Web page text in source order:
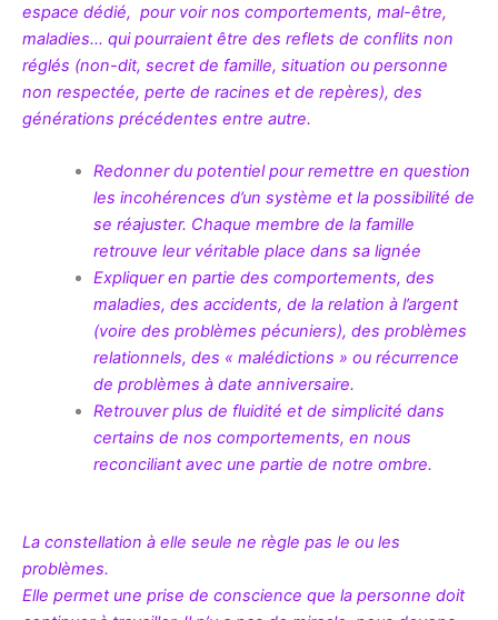
espace dédié, pour voir nos comportements, mal-être,
maladies… qui pourraient être des reflets de conflits non
réglés (non-dit, secret de famille, situation ou personne
non respectée, perte de racines et de repères), des
générations précédentes entre autre.
Redonner du potentiel pour remettre en question
les incohérences d’un système et la possibilité de
se réajuster. Chaque membre de la famille
retrouve leur véritable place dans sa lignée
Expliquer en partie des comportements, des
maladies, des accidents, de la relation à l’argent
(voire des problèmes pécuniers), des problèmes
relationnels, des « malédictions » ou récurrence
de problèmes à date anniversaire.
Retrouver plus de fluidité et de simplicité dans
certains de nos comportements, en nous
reconciliant avec une partie de notre ombre.
La constellation à elle seule ne règle pas le ou les
problèmes.
Elle permet une prise de conscience que la personne doit